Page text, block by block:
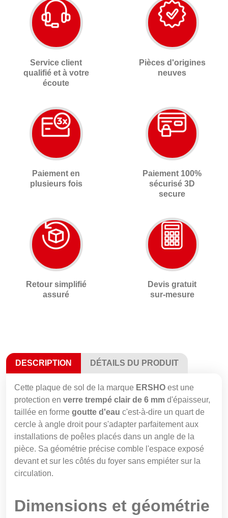
Service client
qualifié et à votre
écoute
Pièces d'origines
neuves
Paiement en
plusieurs fois
Paiement 100%
sécurisé 3D
secure
Retour simplifié
assuré
Devis gratuit
sur-mesure
DESCRIPTION DÉTAILS DU PRODUIT
Cette plaque de sol de la marque ERSHO est une
protection en verre trempé clair de 6 mm d'épaisseur,
taillée en forme goutte d'eau c'est-à-dire un quart de
cercle à angle droit pour s'adapter parfaitement aux
installations de poêles placés dans un angle de la
pièce. Sa géométrie précise comble l'espace exposé
devant et sur les côtés du foyer sans empiéter sur la
circulation.
Dimensions et géométrie